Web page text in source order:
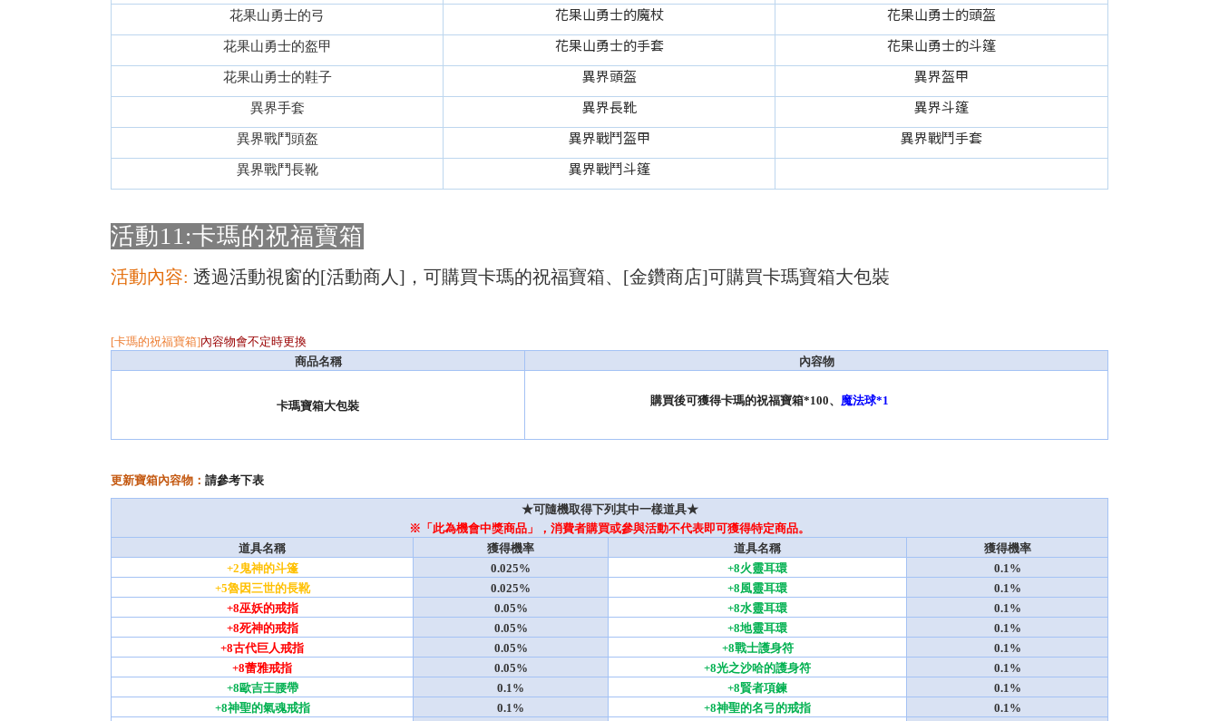
花果山勇士的弓 花果山勇士的魔杖 花果山勇士的頭盔
花果山勇士的盔甲 花果山勇士的手套 花果山勇士的斗篷
花果山勇士的鞋子 異界頭盔 異界盔甲
異界手套 異界長靴 異界斗篷
異界戰鬥頭盔 異界戰鬥盔甲 異界戰鬥手套
異界戰鬥長靴 異界戰鬥斗篷
活動11:卡瑪的祝福寶箱
活動內容: 透過活動視窗的[活動商人]，可購買卡瑪的祝福寶箱、[金鑽商店]可購買卡瑪寶箱大包裝
[卡瑪的祝福寶箱]內容物會不定時更換
商品名稱
內容物
卡瑪寶箱大包裝 購買後可獲得卡瑪的祝福寶箱*100、 魔法球*1
更新寶箱內容物： 請參考下表
★可隨機取得下列其中一樣道具★
※「此為機會中獎商品」，消費者購買或參與活動不代表即可獲得特定商品。
道具名稱
獲得機率 道具名稱
獲得機率
+2鬼神的斗篷
0.025% +8火靈耳環
0.1%
+5魯因三世的長靴
0.025% +8風靈耳環
0.1%
+8巫妖的戒指
0.05% +8水靈耳環
0.1%
+8死神的戒指
0.05% +8地靈耳環
0.1%
+8古代巨人戒指
0.05% +8戰士護身符
0.1%
+8蕾雅戒指
0.05% +8光之沙哈的護身符
0.1%
+8歐吉王腰帶
0.1% +8賢者項鍊
0.1%
+8神聖的氣魂戒指
0.1% +8神聖的名弓的戒指
0.1%